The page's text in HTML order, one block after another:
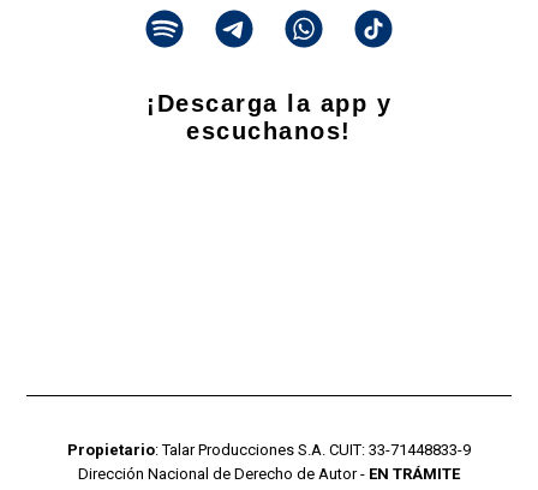
¡Descarga la app y
escuchanos!
Propietario: Talar Producciones S.A. CUIT: 33-71448833-9
Dirección Nacional de Derecho de Autor - EN TRÁMITE